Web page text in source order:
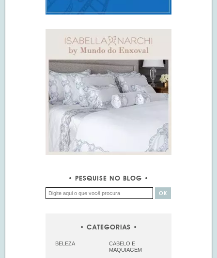
PESQUISE NO BLOG
CATEGORIAS
BELEZA
CABELO E
MAQUIAGEM